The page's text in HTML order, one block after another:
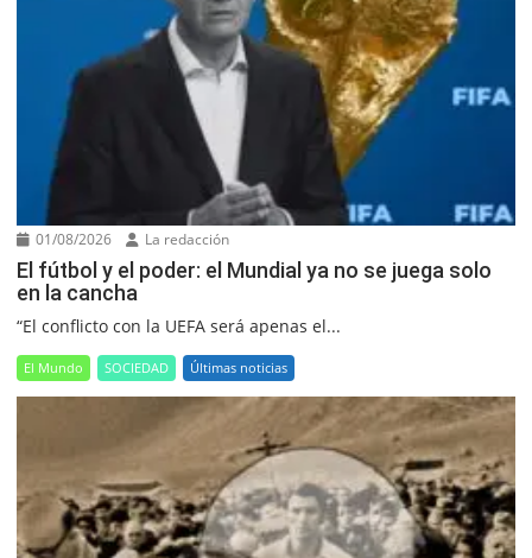
01/08/2026 La redacción
El fútbol y el poder: el Mundial ya no se juega solo
en la cancha
“El conflicto con la UEFA será apenas el...
El Mundo SOCIEDAD Últimas noticias